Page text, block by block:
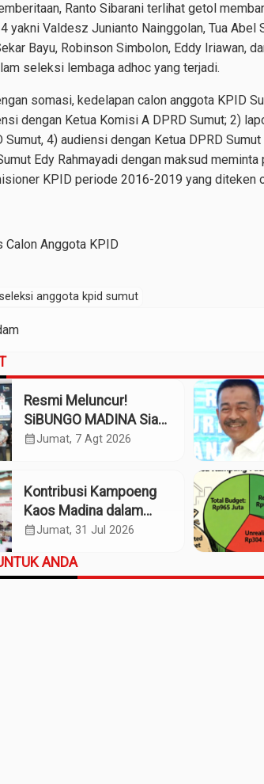
Ranto Sibarani terlihat getol
yakni Valdesz Junianto Nainggolan, Tua Abel
Bayu, Robinson Simbolon, Eddy Iriawan,
seleksi lembaga adhoc yang terjadi.
somasi, kedelapan calon anggota KPID
dengan Ketua Komisi A DPRD Sumut; 2)
Sumut, 4) audiensi dengan Ketua DPRD
Edy Rahmayadi dengan maksud
KPID periode 2016-2019 yang diteken
Calon Anggota KPID
seleksi anggota kpid sumut
Resmi Meluncur!
SiBUNGO MADINA Siap
Optimalkan Pendapatan
calendar_monthJumat, 7 Agt 2026
Kontribusi Kampoeng
Kaos Madina dalam
Industri Budaya dan
calendar_monthJumat, 31 Jul 2026
ANDA